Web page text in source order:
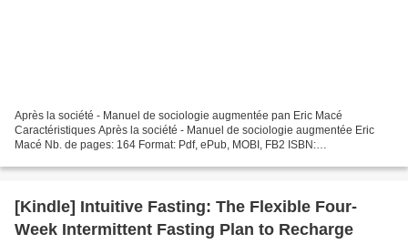
Après la société - Manuel de sociologie augmentée pan Eric Macé
Caractéristiques Après la société - Manuel de sociologie augmentée Eric
Macé Nb. de pages: 164 Format: Pdf, ePub, MOBI, FB2 ISBN:
[Kindle] Intuitive Fasting: The Flexible Four-
Week Intermittent Fasting Plan to Recharge